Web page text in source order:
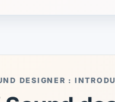
DESIGNER :